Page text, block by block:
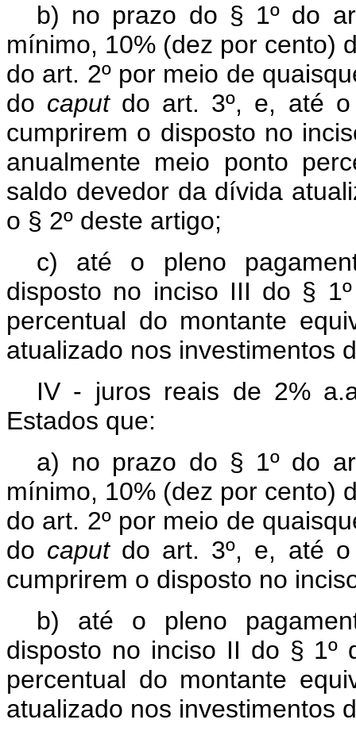
b) no prazo do § 1º do
mínimo, 10% (dez por cento)
do art. 2º por meio de
do caputdo art. 3º, e, até o
cumprirem o disposto no
anualmente meio ponto
saldo devedor da dívida
o § 2º deste artigo;
c) até o pleno
disposto no inciso III do §
percentual do montante
atualizado nos investimentos
IV - juros reais de 2%
Estados que:
a) no prazo do § 1º do
mínimo, 10% (dez por cento)
do art. 2º por meio de
do caputdo art. 3º, e, até o
cumprirem o disposto no
b) até o pleno
disposto no inciso II do § 1º
percentual do montante
atualizado nos investimentos